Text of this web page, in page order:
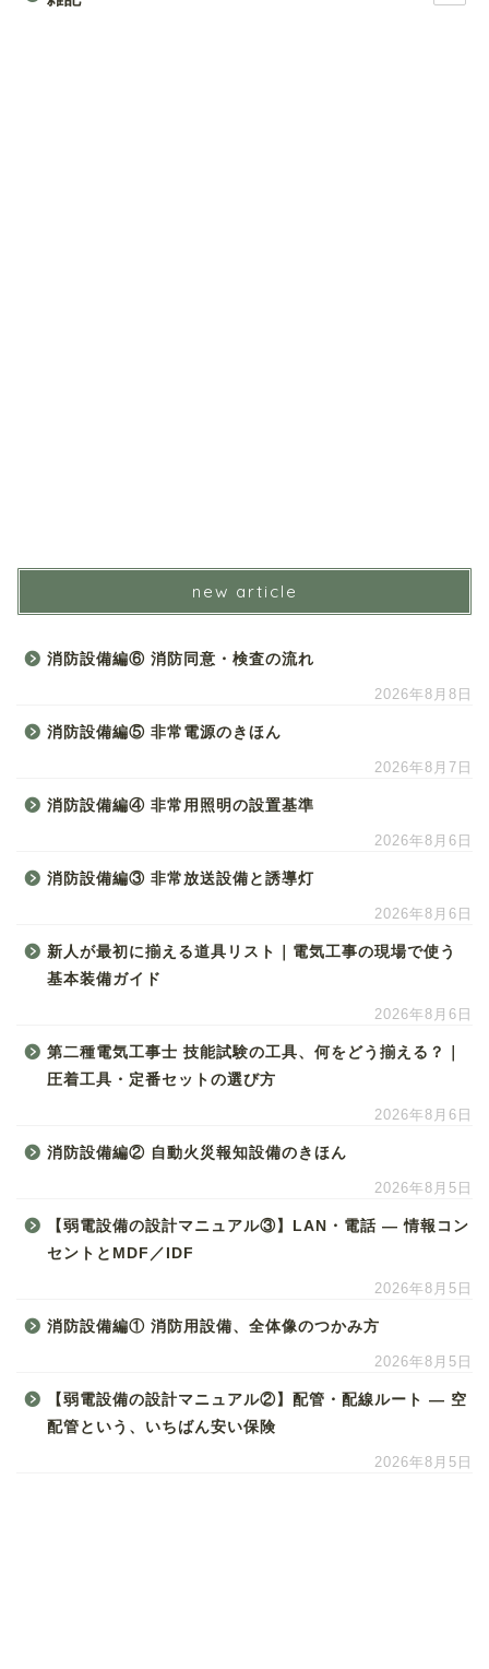
new article
消防設備編⑥ 消防同意・検査の流れ
2026年8月8日
消防設備編⑤ 非常電源のきほん
2026年8月7日
消防設備編④ 非常用照明の設置基準
2026年8月6日
消防設備編③ 非常放送設備と誘導灯
2026年8月6日
新人が最初に揃える道具リスト｜電気工事の現場で使う
基本装備ガイド
2026年8月6日
第二種電気工事士 技能試験の工具、何をどう揃える？｜
圧着工具・定番セットの選び方
2026年8月6日
消防設備編② 自動火災報知設備のきほん
2026年8月5日
【弱電設備の設計マニュアル③】LAN・電話 ― 情報コン
セントとMDF／IDF
2026年8月5日
消防設備編① 消防用設備、全体像のつかみ方
2026年8月5日
【弱電設備の設計マニュアル②】配管・配線ルート ― 空
配管という、いちばん安い保険
2026年8月5日